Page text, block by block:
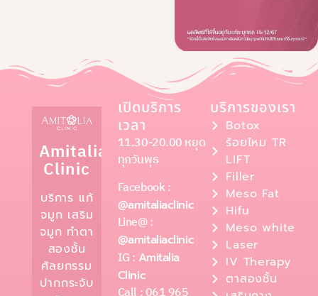
Amitalia
Clinic
บริการ แก้
จมูก เสริม
จมูก ทำตา
สองชั้น
ศัลยกรรม
ปากกระจับ
เปิดบริการ
เวลา
11.30-20.00 หยุด
ทุกวันพุธ
Facebook :
@amitaliaclinic
Line@ :
@amitaliaclinic
IG : Amitalia
Clinic
บริการของเรา
Botox
ร้อยไหม TR
LIFT
Filler
Meso Fat
Hifu
Meso white
Laser
IV Therapy
ตาสองชั้น